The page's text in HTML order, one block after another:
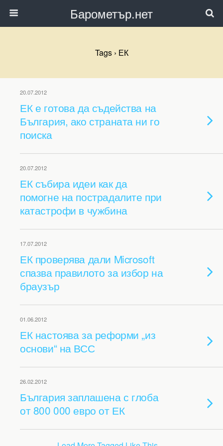
Барометър.нет
Tags › ЕК
20.07.2012
ЕК е готова да съдейства на
България, ако страната ни го
поиска
20.07.2012
ЕК събира идеи как да
помогне на пострадалите при
катастрофи в чужбина
17.07.2012
ЕК проверява дали Microsoft
спазва правилото за избор на
браузър
01.06.2012
ЕК настоява за реформи „из
основи“ на ВСС
26.02.2012
България заплашена с глоба
от 800 000 евро от ЕК